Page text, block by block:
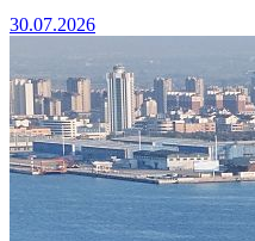
30.07.2026